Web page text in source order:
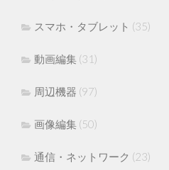
スマホ・タブレット (35)
動画編集 (31)
周辺機器 (97)
画像編集 (50)
通信・ネットワーク (23)